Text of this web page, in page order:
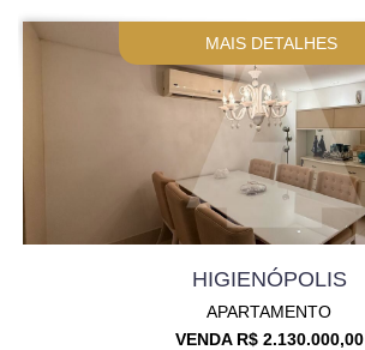
MAIS DETALHES
HIGIENÓPOLIS
APARTAMENTO
VENDA R$ 2.130.000,00